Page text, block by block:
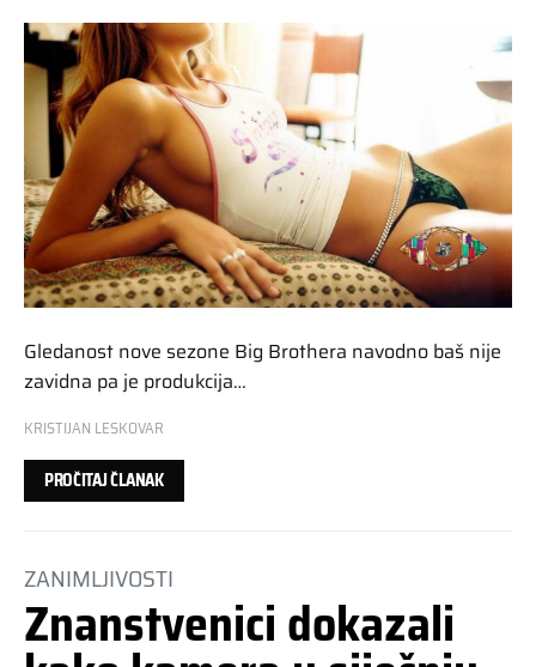
Gledanost nove sezone Big Brothera navodno baš nije
zavidna pa je produkcija…
KRISTIJAN LESKOVAR
PROČITAJ ČLANAK
ZANIMLJIVOSTI
Znanstvenici dokazali